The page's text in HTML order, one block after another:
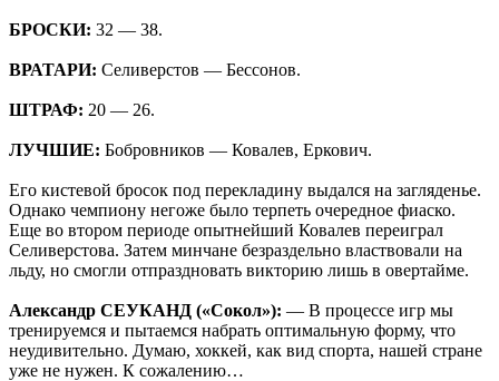
БРОСКИ: 32 — 38.
ВРАТАРИ: Селиверстов — Бессонов.
ШТРАФ: 20 — 26.
ЛУЧШИЕ: Бобровников — Ковалев, Еркович.
Его кистевой бросок под перекладину выдался на загляденье.
Однако чемпиону негоже было терпеть очередное фиаско.
Еще во втором периоде опытнейший Ковалев переиграл
Селиверстова. Затем минчане безраздельно властвовали на
льду, но смогли отпраздновать викторию лишь в овертайме.
Александр СЕУКАНД («Сокол»): — В процессе игр мы
тренируемся и пытаемся набрать оптимальную форму, что
неудивительно. Думаю, хоккей, как вид спорта, нашей стране
уже не нужен. К сожалению…